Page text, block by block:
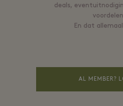
deals,
En dat
AL MEMBER?